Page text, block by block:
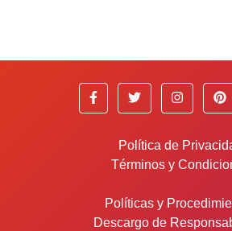
Política de
Términos y
Políticas y
Descargo de